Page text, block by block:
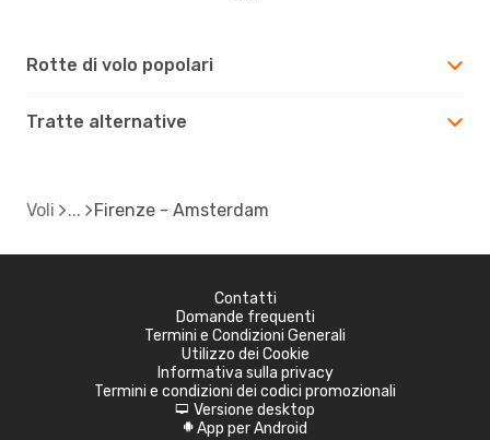
Rotte di volo popolari
Tratte alternative
Voli Firenze - Amsterdam
Contatti
Domande frequenti
Termini e Condizioni Generali
Utilizzo dei Cookie
Informativa sulla privacy
Termini e condizioni dei codici promozionali
d Versione desktop
A App per Android